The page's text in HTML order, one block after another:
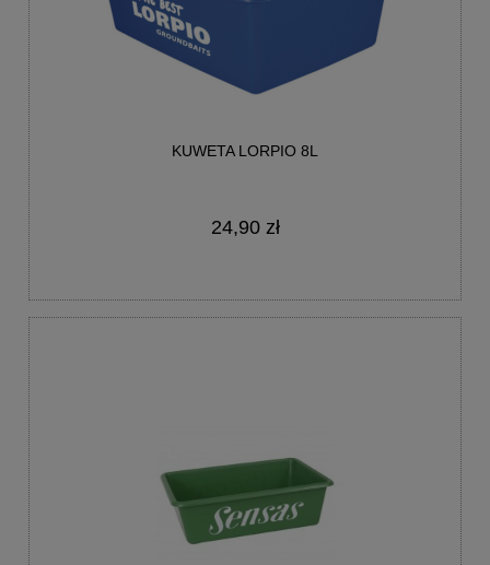
KUWETA LORPIO 8L
24,90 zł